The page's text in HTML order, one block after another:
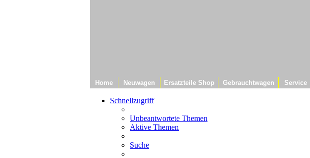
Home Neuwagen Ersatzteile Shop Gebrauchtwagen Service
Schnellzugriff
Unbeantwortete Themen
Aktive Themen
Suche